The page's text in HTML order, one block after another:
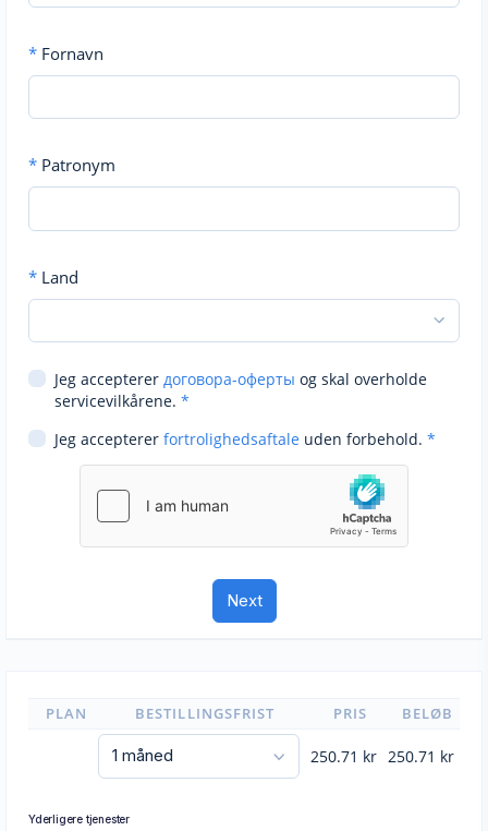
* Fornavn
* Patronym
* Land
Jeg accepterer договора-оферты og skal overholde
servicevilkårene. *
Jeg accepterer fortrolighedsaftale uden forbehold. *
PLAN BESTILLINGSFRIST PRIS BELØB
250.71 kr 250.71 kr
Yderligere tjenester